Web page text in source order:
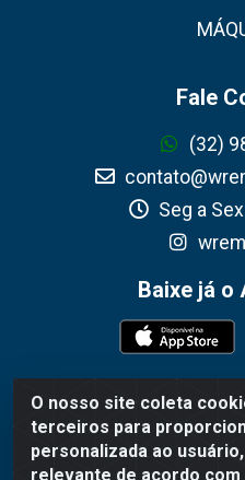
O nosso site coleta
terceiros para
personalizada ao
relevante de acordo
Fale
(32)
Seg a
Baixe já o
WR Embalagens - R. Cel.
Grogotó - Barbacena /